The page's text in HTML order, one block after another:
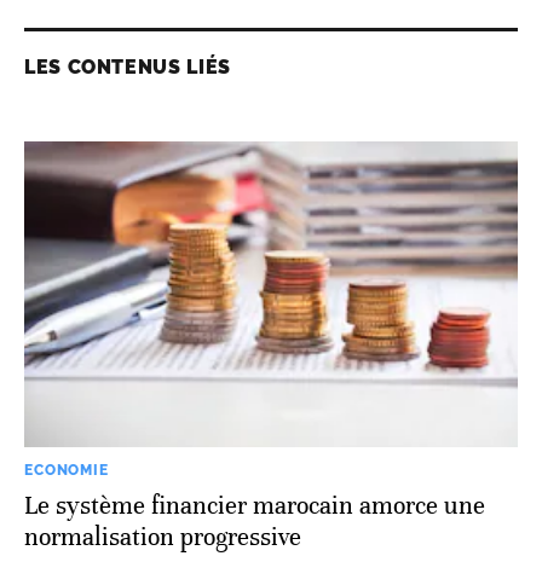
LES CONTENUS LIÉS
ECONOMIE
Le système financier marocain amorce une
normalisation progressive